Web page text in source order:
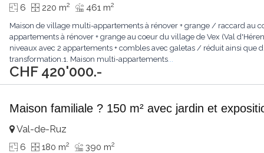
CHF 420'000.-
6 220 m2 461 m2
Maison de village multi-appartements à rénover + grange / raccard au
appartements à rénover + grange au coeur du village de Vex (Val
niveaux avec 2 appartements + combles avec galetas / réduit ainsi que
transformation.1. Maison multi-appartements...
Maison familiale ? 150 m² avec jardin et
Val-de-Ruz
6 180 m2 390 m2